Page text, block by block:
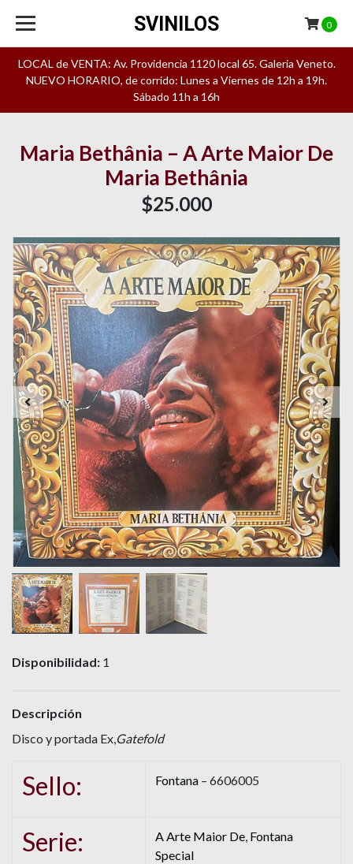
LOCAL de VENTA: Av. Providencia 1120 local 65. Galeria Veneto.
NUEVO HORARIO, de corrido: Lunes a Viernes de 12h a 19h.
Sábado 11h a 16h
SVINILOS 0
Maria Bethânia – A Arte Maior De
Maria Bethânia
$25.000
Disponibilidad: 1
Descripción
Disco y portada Ex,Gatefold
Sello: Fontana – 6606005
Serie: A Arte Maior De, Fontana
Special